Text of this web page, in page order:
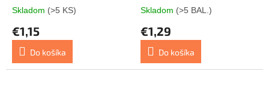
Skladom (>5 KS)
€1,15
Do košíka
Skladom (>5 BAL.)
€1,29
Do košíka